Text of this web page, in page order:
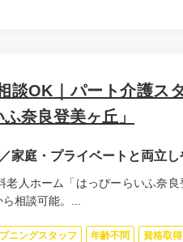
談OK｜パート介護ス
奈良登美ヶ丘」
家庭・プライベートと両立
人ホーム「はっぴーらいふ奈
相談可能。...
ニングスタッフ 年齢不問 資格取